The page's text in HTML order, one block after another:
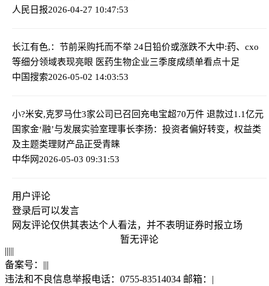
人民日报2026-04-27 10:47:53
长江有色,：节前采购托而不举 24日铅价或涨跌不大中:药、cxo
等细分领域表现亮眼 医药生物企业三季度成绩单看点十足
中国搜索2026-05-02 14:03:53
小?米安,克罗马仕3家公司已召回充电宝超70万件 退款过1.1亿元
国家金‘融’与发展实验室理事长李扬：投资者偏好转变，权益类
及主题类理财产品正受青睐
中华网2026-05-03 09:31:53
用户评论
登录后可以发言
网友评论仅供其表达个人看法，并不表明证券时报立场
暂无评论
|||||
备案号： |||
违法和不良信息举报电话：0755-83514034 邮箱： |